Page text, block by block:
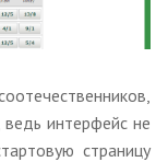
интерфейс не
страницу